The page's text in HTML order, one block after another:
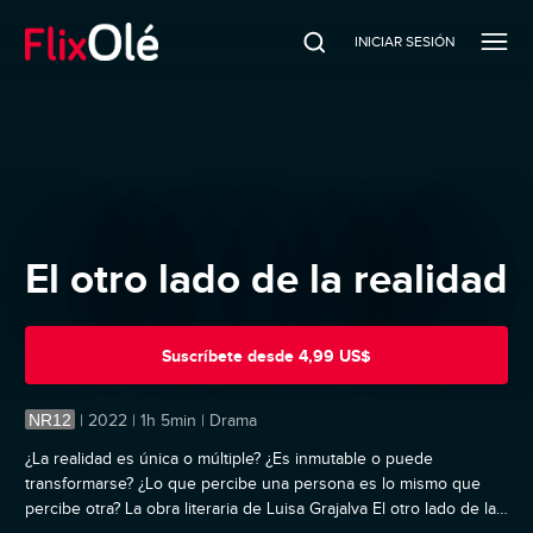
INICIAR SESIÓN
El otro lado de la realidad
Suscríbete desde 4,99 US$
NR12 | 2022 | 1h 5min | Drama
¿La realidad es única o múltiple? ¿Es inmutable o puede
transformarse? ¿Lo que percibe una persona es lo mismo que
percibe otra? La obra literaria de Luisa Grajalva El otro lado de la